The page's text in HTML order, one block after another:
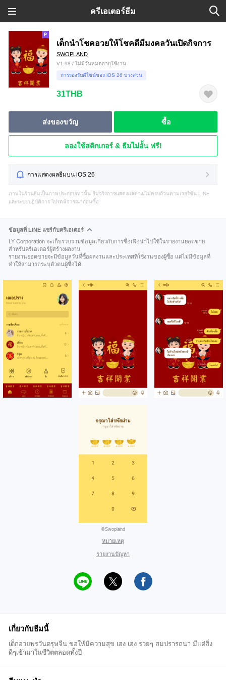
ครีเอเตอร์ธีม
เด็กนำโชคอวยให้โชคดีมีมงคลวันเปิดกิจการ
SWOPLAND
V1.98 / ไม่มีวันหมดอายุใช้งาน
การรองรับดีไซน์ของ iOS 26 บางส่วน
31THB
ส่งของขวัญ ซื้อ
ลองใช้สติกเกอร์ & ธีมไม่อั้น ฟรี!
การแสดงผลธีมบน iOS 26
ภาพในร้านธีมเป็นภาพประกอบเท่านั้น ธีมจริงอาจแสดงผลต่าง/ไม่ครบถ้วนตามเวอร์ชัน LINE
และระบบปฏิบัติการ โปรดพิจารณาก่อนซื้อ
ข้อมูลที่ LINE แชร์กับครีเอเตอร์
LY Corporation จะเก็บรวบรวมข้อมูลเกี่ยวกับการซื้อเพื่อนำไปใช้ในรายงานยอดขาย
สำหรับครีเอเตอร์ผู้สร้างผลงาน
รายงานยอดขายจะมีข้อมูลวันที่ซื้อผลงานและประเทศที่ใช้งานของผู้ซื้อ แต่ไม่มีข้อมูลที่
ทำให้สามารถระบุตัวตนผู้ซื้อได้
©Swopland
หมายเหตุ
รายงานปัญหา
เกี่ยวกับธีมนี้
เด็กอวยพรวันตรุษจีน ขอให้มีความสุข เฮง เฮง รวยๆ สมปรารถนา มีแต่สิ่ง
ดีๆเข้ามาในชีวิตตลอดทั้งปี